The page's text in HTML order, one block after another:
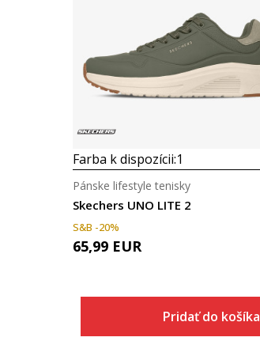
Farba k dispozícii:1
Skechers UNO LITE 2
Pánske lifestyle tenisky
S&B -20%
65,99 EUR
Pridať do košíka